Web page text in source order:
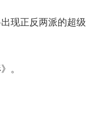
现正反两派的超级
。